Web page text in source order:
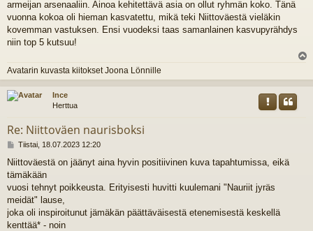
t
i
armeijan arsenaaliin. Ainoa kehitettävä asia on ollut ryhmän koko. Tänä
vuonna kokoa oli hieman kasvatettu, mikä teki Niittoväestä vieläkin
kovemman vastuksen. Ensi vuodeksi taas samanlainen kasvupyrähdys
niin top 5 kutsuu!
Avatarin kuvasta kiitokset Joona Lönnille
ö
Ince
Herttua
Re: Niittoväen naurisboksi
V
e
s
t
i
Tiistai, 18.07.2023 12:20
Niittoväestä on jäänyt aina hyvin positiivinen kuva tapahtumissa, eikä
tämäkään
vuosi tehnyt poikkeusta. Erityisesti huvitti kuulemani "Nauriit jyräs
meidät" lause,
joka oli inspiroitunut jämäkän päättäväisestä etenemisestä keskellä
kenttää* - noin